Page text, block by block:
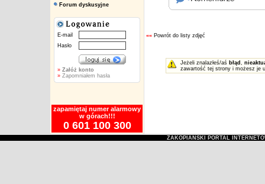
Forum dyskusyjne
E-mail
Hasło
» Załóż konto
» Zapomniałem hasła
zapamiętaj numer alarmowy
w górach!!!
0 601 100 300
«« Powrót do listy zdjęć
Jeżeli znalazłeś/aś błąd ,
zawartość tej strony i możesz je
ZAKOPIAŃSKI PORTAL